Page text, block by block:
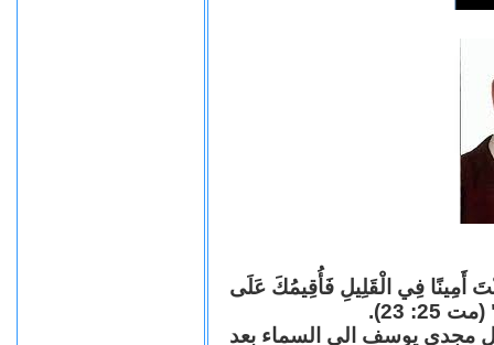
أَمِينًا فِي الْقَلِيلِ فَأُقِيمُكَ عَلَى
23).
مجدي يوسف الي السماء بعد